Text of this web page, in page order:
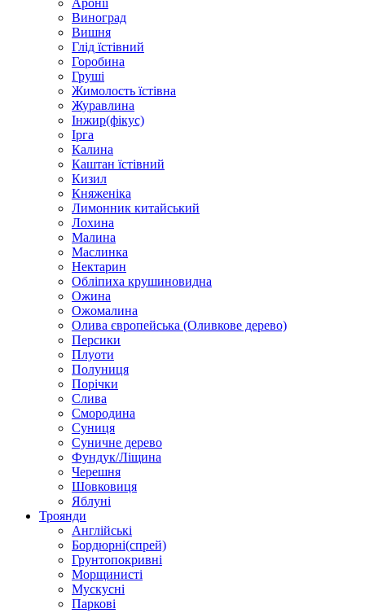
Аронії
Виноград
Вишня
Глід їстівний
Горобина
Груші
Жимолость їстівна
Журавлина
Інжир(фікус)
Ірга
Калина
Каштан їстівний
Кизил
Княженіка
Лимонник китайський
Лохина
Малина
Маслинка
Нектарин
Обліпиха крушиновидна
Ожина
Ожомалина
Олива європейська (Оливкове дерево)
Персики
Плуоти
Полуниця
Порічки
Слива
Смородина
Суниця
Суничне дерево
Фундук/Ліщина
Черешня
Шовковиця
Яблуні
Троянди
Англійські
Бордюрні(спрей)
Грунтопокривні
Морщинисті
Мускусні
Паркові